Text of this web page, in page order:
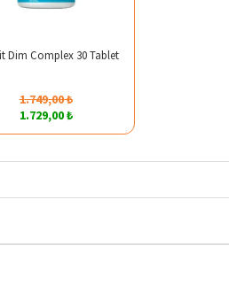
Dim Complex 30 Tablet
1.749,00 ₺
1.729,00 ₺